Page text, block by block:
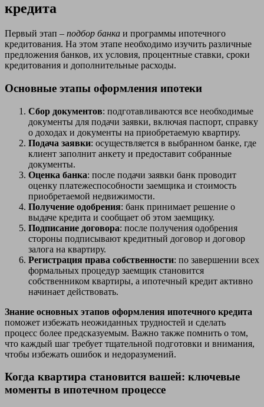
кредита
Первый этап – подбор банка и программы ипотечного
кредитования. На этом этапе необходимо изучить различные
предложения банков, их условия, процентные ставки, сроки
кредитования и дополнительные расходы.
Основные этапы оформления ипотеки
Сбор документов: подготавливаются все необходимые
документы для подачи заявки, включая паспорт, справку
о доходах и документы на приобретаемую квартиру.
Подача заявки: осуществляется в выбранном банке, где
клиент заполнит анкету и предоставит собранные
документы.
Оценка банка: после подачи заявки банк проводит
оценку платежеспособности заемщика и стоимость
приобретаемой недвижимости.
Получение одобрения: банк принимает решение о
выдаче кредита и сообщает об этом заемщику.
Подписание договора: после получения одобрения
стороны подписывают кредитный договор и договор
залога на квартиру.
Регистрация права собственности: по завершении всех
формальных процедур заемщик становится
собственником квартиры, а ипотечный кредит активно
начинает действовать.
Знание основных этапов оформления ипотечного кредита
поможет избежать неожиданных трудностей и сделать
процесс более предсказуемым. Важно также помнить о том,
что каждый шаг требует тщательной подготовки и внимания,
чтобы избежать ошибок и недоразумений.
Когда квартира становится вашей: ключевые
моменты в ипотечном процессе